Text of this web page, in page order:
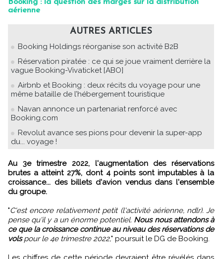
Booking : la question des marges sur la distribution
aérienne
AUTRES ARTICLES
Booking Holdings réorganise son activité B2B
Réservation piratée : ce qui se joue vraiment derrière la
vague Booking-Vivaticket [ABO]
Airbnb et Booking : deux récits du voyage pour une
même bataille de l’hébergement touristique
Navan annonce un partenariat renforcé avec
Booking.com
Revolut avance ses pions pour devenir la super-app
du... voyage !
Au 3e trimestre 2022, l'augmentation des réservations
brutes a atteint 27%, dont 4 points sont imputables à la
croissance... des billets d'avion vendus dans l'ensemble
du groupe.
"C'est encore relativement petit (l'activité aérienne, ndlr). Je
pense qu'il y a un énorme potentiel. Nous nous attendons à
ce que la croissance continue au niveau des réservations de
volspour le 4e trimestre 2022," poursuit le DG de Booking.